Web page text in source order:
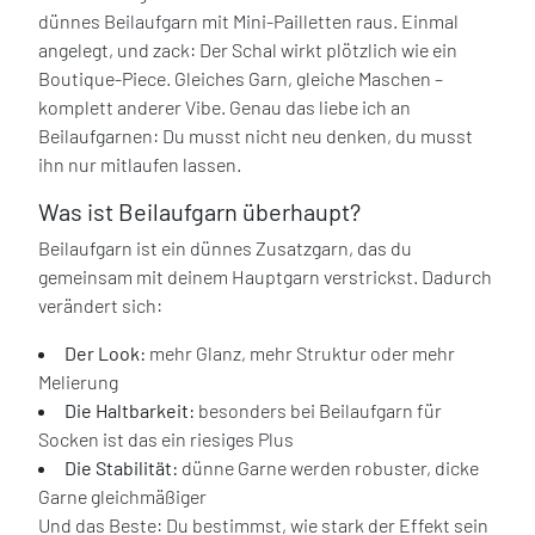
dünnes Beilaufgarn mit Mini-Pailletten raus. Einmal
angelegt, und zack: Der Schal wirkt plötzlich wie ein
Boutique-Piece. Gleiches Garn, gleiche Maschen –
komplett anderer Vibe. Genau das liebe ich an
Beilaufgarnen: Du musst nicht neu denken, du musst
ihn nur mitlaufen lassen.
Was ist Beilaufgarn überhaupt?
Beilaufgarn ist ein dünnes Zusatzgarn, das du
gemeinsam mit deinem Hauptgarn verstrickst. Dadurch
verändert sich:
Der Look: mehr Glanz, mehr Struktur oder mehr
Melierung
Die Haltbarkeit: besonders bei Beilaufgarn für
Socken ist das ein riesiges Plus
Die Stabilität: dünne Garne werden robuster, dicke
Garne gleichmäßiger
Und das Beste: Du bestimmst, wie stark der Effekt sein